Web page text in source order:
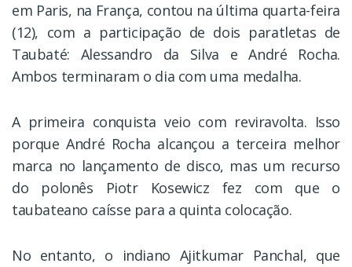
em Paris, na França, contou na última quarta-feira
(12), com a participação de dois paratletas de
Taubaté: Alessandro da Silva e André Rocha.
Ambos terminaram o dia com uma medalha.
A primeira conquista veio com reviravolta. Isso
porque André Rocha alcançou a terceira melhor
marca no lançamento de disco, mas um recurso
do polonês Piotr Kosewicz fez com que o
taubateano caísse para a quinta colocação.
No entanto, o indiano Ajitkumar Panchal, que